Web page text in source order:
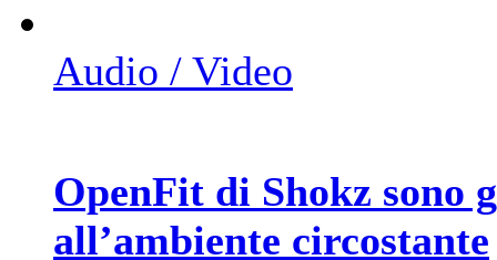
Audio / Video
OpenFit di Shokz sono
all’ambiente circostante